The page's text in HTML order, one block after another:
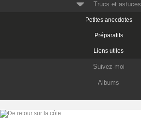
Trucs et astuces
Petites anecdotes
Préparatifs
Liens utiles
Suivez-moi
Albums